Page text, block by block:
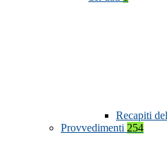
Recapiti
Provvedimenti 254